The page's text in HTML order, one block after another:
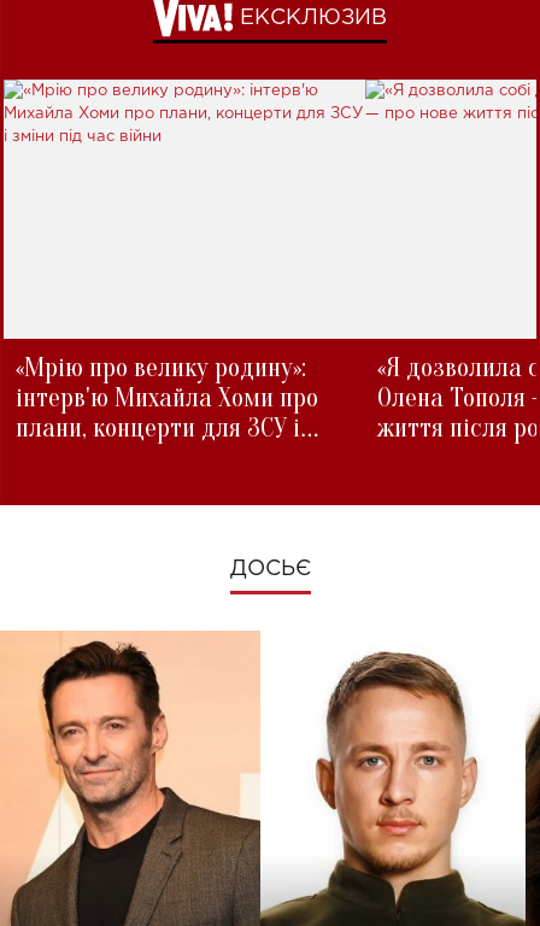
ЕКСКЛЮЗИВ
«Мрію про велику родину»:
інтерв'ю Михайла Хоми про
плани, концерти для ЗСУ і
«Я дозволила
Олена Тополя
життя після
ДОСЬЄ